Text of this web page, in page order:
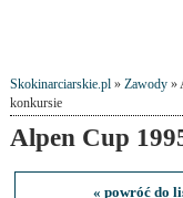
Skokinarciarskie.pl» Zawody»
konkursie
Alpen Cup
« powróć do